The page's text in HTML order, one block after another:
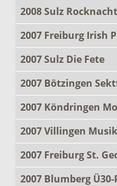
2008 Sulz Rocknacht
2007 Freiburg Irish
2007 Sulz Die Fete
2007 Bötzingen
2007 Köndringen
2007 Villingen
2007 Freiburg St.
2007 Blumberg